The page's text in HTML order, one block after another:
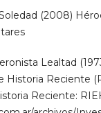
(2008)
Lealtad
Historia Reciente
Reciente: